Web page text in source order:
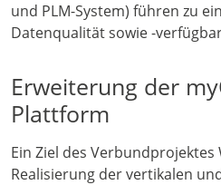
und PLM-System) führen zu
Datenqualität sowie -
Erweiterung der
Plattform
Ein Ziel des
Realisierung der vertikalen